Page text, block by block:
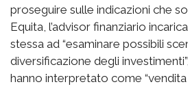
proseguire sulle indicazioni che
Equita, l’advisor finanziario
stessa ad “esaminare possibili
diversificazione degli
hanno interpretato come “vendita